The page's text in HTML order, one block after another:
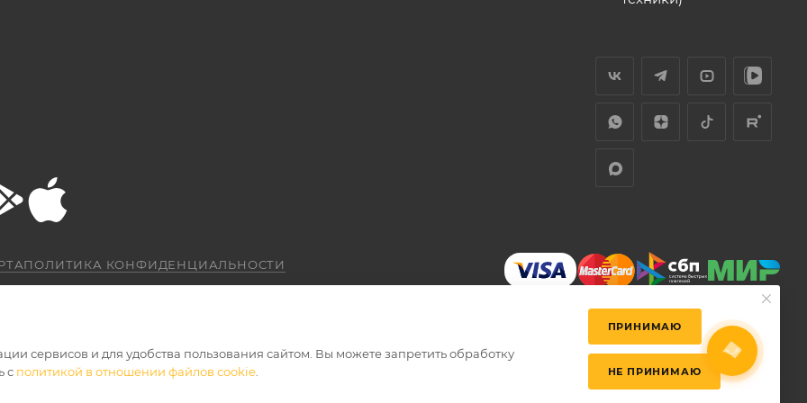
ПОЛИТИКА КОНФИДЕНЦИАЛЬНОСТИ
сервисов и для удобства пользования сайтом. Вы можете запретить обработку
с политикой в отношении файлов cookie
ПРИНИМАЮ
НЕ ПРИНИМАЮ